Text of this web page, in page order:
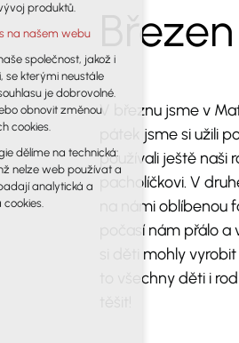
V březnu jsme v
pátek jsme si užili
používali ještě naši
pacholíčkovi. V
na námi oblíbenou
počasí nám přálo
si děti mohly
to všechny děti i
(Google)
na našem webu
cookies
vše
produktů.
na našem webu
společnost, jakož i
se kterými neustále
je dobrovolné.
obnovit změnou
cookies.
dělíme na technická:
nelze web používat a
analytická a